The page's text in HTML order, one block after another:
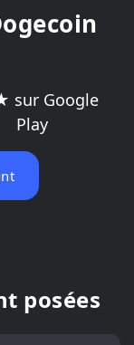
sur Google
Play
posées